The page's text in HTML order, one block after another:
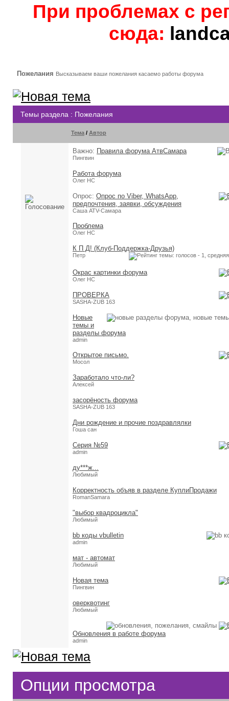
При проблемах с
сюда:
Пожелания Высказываем ваши пожелания касаемо работы форума
Темы раздела : Пожелания
Тема / Автор
Важно: Правила форума АтвСамара
Пингвин
Работа форума
Олег НС
Опрос: Опрос по Viber, WhatsApp,
предпочтения, заявки, обсуждения
Саша ATV-Самара
Проблема
Олег НС
К П Д! (Клуб-Поддержка-Друзья)
Петр
Окрас картинки форума
Олег НС
ПРОВЕРКА
SASHA-ZUB 163
Новые
темы и
разделы форума
admin
Открытое письмо.
Мосол
Заработало что-ли?
Алексей
засорёность форума
SASHA-ZUB 163
Дни рождение и прочие поздравлялки
Гоша сан
Серия №59
admin
ду***ж...
Любимый
Корректность объяв в разделе КуплиПродажи
RomanSamara
"выбор квадроцикла"
Любимый
bb коды vbulletin
admin
мат - автомат
Любимый
Новая тема
Пингвин
оверквотинг
Любимый
Обновления в работе форума
admin
Опции просмотра